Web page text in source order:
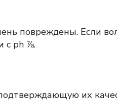
повреждены. Если
с ph ⅞.
их